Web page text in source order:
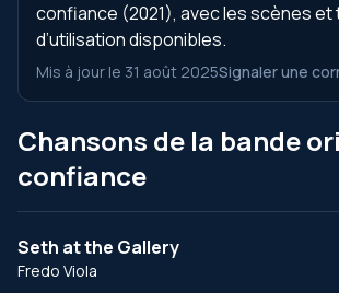
confiance (2021), avec les scènes et
d’utilisation disponibles.
Mis à jour le 31 août 2025Signaler une
Chansons de la bande
confiance
Seth at the Gallery
Fredo Viola